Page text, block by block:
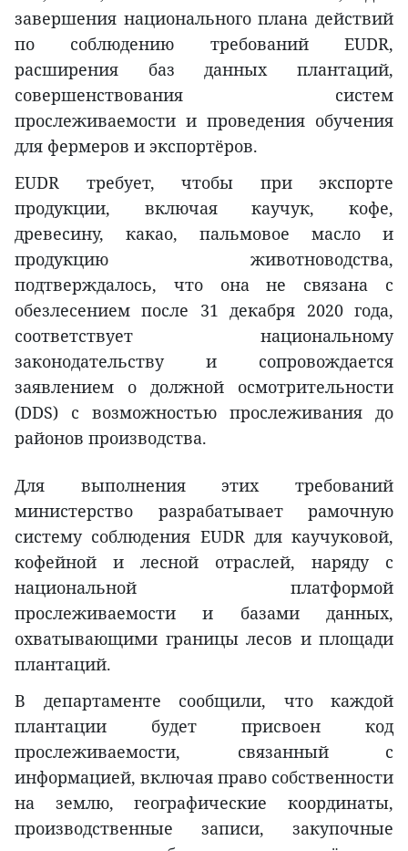
завершения национального плана действий
по соблюдению требований EUDR,
расширения баз данных плантаций,
совершенствования систем
прослеживаемости и проведения обучения
для фермеров и экспортёров.
EUDR требует, чтобы при экспорте
продукции, включая каучук, кофе,
древесину, какао, пальмовое масло и
продукцию животноводства,
подтверждалось, что она не связана с
обезлесением после 31 декабря 2020 года,
соответствует национальному
законодательству и сопровождается
заявлением о должной осмотрительности
(DDS) с возможностью прослеживания до
районов производства.
Для выполнения этих требований
министерство разрабатывает рамочную
систему соблюдения EUDR для каучуковой,
кофейной и лесной отраслей, наряду с
национальной платформой
прослеживаемости и базами данных,
охватывающими границы лесов и площади
плантаций.
В департаменте сообщили, что каждой
плантации будет присвоен код
прослеживаемости, связанный с
информацией, включая право собственности
на землю, географические координаты,
производственные записи, закупочные